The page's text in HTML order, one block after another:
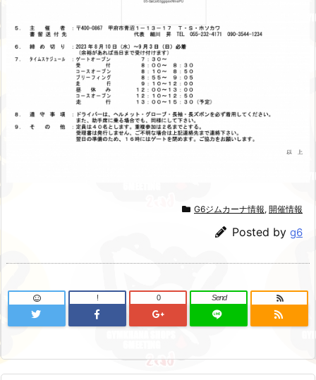
G6ジムカーナ情報, 開催情報
Posted by g6
! 0 Send